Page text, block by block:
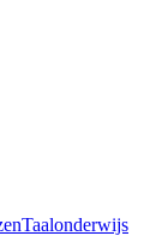
Taalonderwijs